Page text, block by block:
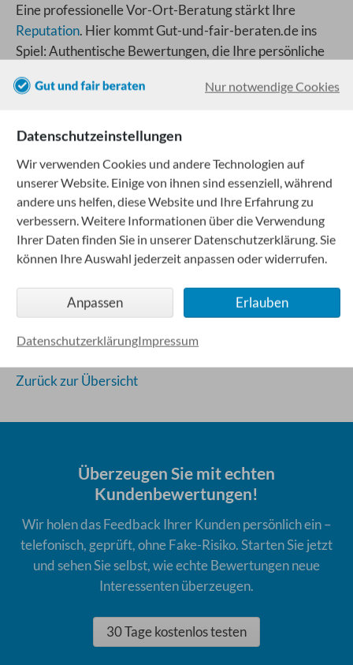
Eine professionelle Vor-Ort-Beratung stärkt Ihre
Reputation. Hier kommt Gut-und-fair-beraten.de ins
Spiel: Authentische Bewertungen, die Ihre persönliche
Beratung würdigen, stärken Ihre Reputation nachhaltig
eine persönliche und engagierte Beratung erwarten
Das könnte Sie auch interessieren
Beratungstermin
Kundenzentrierung
Kundenzufriedenheit
Servicequalität
Zurück zur Übersicht
Überzeugen Sie mit echten
Kundenbewertungen!
Wir holen das Feedback Ihrer Kunden persönlich ein –
telefonisch, geprüft, ohne Fake-Risiko. Starten Sie jetzt
und sehen Sie selbst, wie echte Bewertungen neue
Interessenten überzeugen.
30 Tage kostenlos testen
Nur notwendige Cookies
Datenschutzeinstellungen
Wir verwenden Cookies und andere Technologien auf
unserer Website. Einige von ihnen sind essenziell, während
andere uns helfen, diese Website und Ihre Erfahrung zu
verbessern. Weitere Informationen über die Verwendung
Ihrer Daten finden Sie in unserer Datenschutzerklärung. Sie
können Ihre Auswahl jederzeit anpassen oder widerrufen.
Anpassen Erlauben
DatenschutzerklärungImpressum